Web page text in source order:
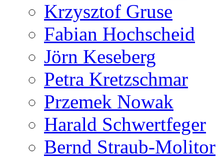
Krzysztof Gruse
Fabian Hochscheid
Jörn Keseberg
Petra Kretzschmar
Przemek Nowak
Harald Schwertfeger
Bernd Straub-Molitor